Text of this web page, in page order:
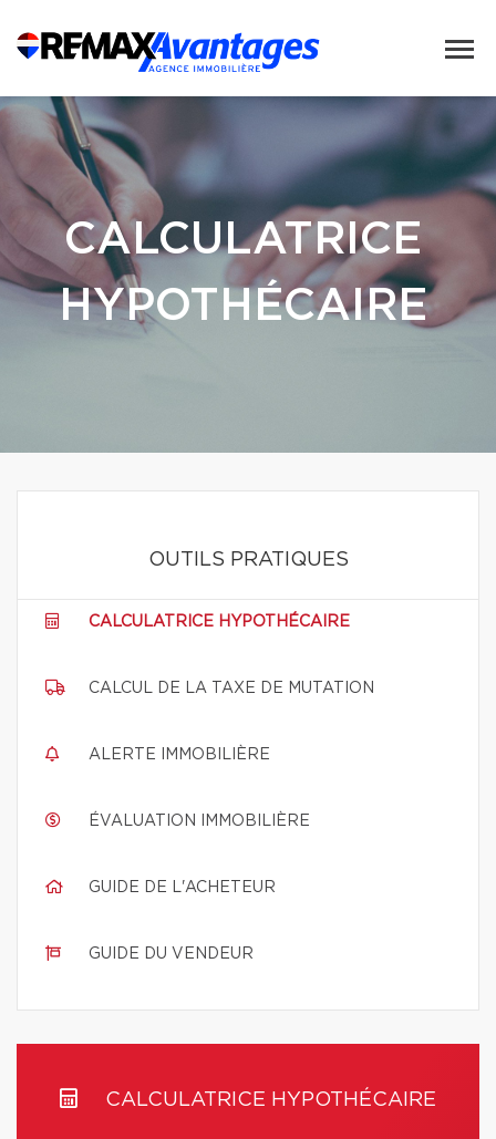
CALCULATRICE
HYPOTHÉCAIRE
OUTILS PRATIQUES
CALCULATRICE HYPOTHÉCAIRE
CALCUL DE LA TAXE DE MUTATION
ALERTE IMMOBILIÈRE
ÉVALUATION IMMOBILIÈRE
GUIDE DE L'ACHETEUR
GUIDE DU VENDEUR
CALCULATRICE HYPOTHÉCAIRE